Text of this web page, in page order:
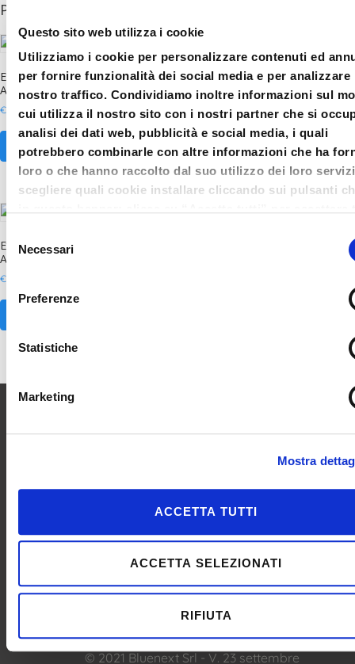
Questo sito web utilizza i cookie
Utilizziamo i cookie per personalizzare contenuti ed
per fornire funzionalità dei social media e per analizzare
nostro traffico. Condividiamo inoltre informazioni sul
cui utilizza il nostro sito con i nostri partner che si
analisi dei dati web, pubblicità e social media, i quali
potrebbero combinarle con altre informazioni che ha
loro o che hanno raccolto dal suo utilizzo dei loro
scegliere quali cookie installare cliccando sui pulsanti
i cookie che hai deciso di voler installare. Clicca su
informazioni in merito ai cookie presenti su questo sito.
delNecessari
Preferenze
Statistiche
Marketing
Mostra
ACCETTA TUTTI
ACCETTA SELEZIONATI
RIFIUTA
Prodotti correlati
Ex356-2025 sessione 17 febbraio –
Aggiornamento
€ 61.00
AGGIUNGI AL CARRELLO
Corso certificazione credito di imposta
R & S
€ 36.60
AGGIUNGI AL CARRELLO
Ex356-2025 sessione 20 febbraio –
Aggiornamento
€
© 2021 Bluenext Srl - V. 23 settembre